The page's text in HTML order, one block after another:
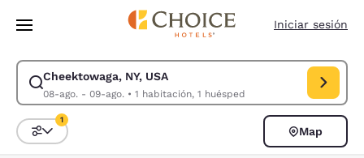
Pasar A Contenido Principal
Iniciar sesión
Cheektowaga, NY, USA
08-ago. - 09-ago.• 1 habitación, 1 huésped
Modificar la búsqueda de Cheektowaga, NY, USA. Fecha de check-in
Ordenar y filtrar
1
Map